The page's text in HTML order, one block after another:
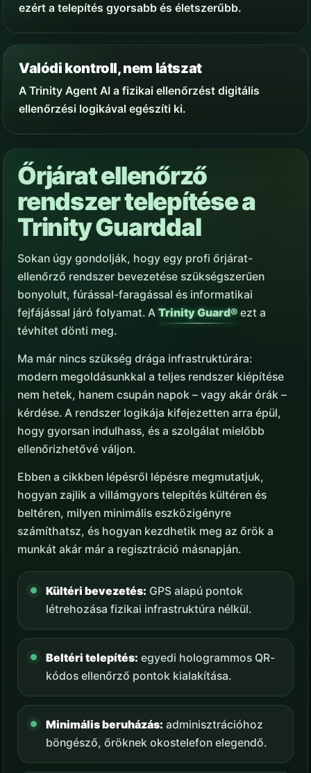
ezért a telepítés gyorsabb és életszerűbb.
Valódi kontroll, nem látszat
A Trinity Agent AI a fizikai ellenőrzést digitális
ellenőrzési logikával egészíti ki.
Őrjárat ellenőrző
rendszer telepítése a
Trinity Guarddal
Sokan úgy gondolják, hogy egy profi őrjárat-
ellenőrző rendszer bevezetése szükségszerűen
bonyolult, fúrással-faragással és informatikai
fejfájással járó folyamat. A Trinity Guard® ezt a
tévhitet dönti meg.
Ma már nincs szükség drága infrastruktúrára:
modern megoldásunkkal a teljes rendszer kiépítése
nem hetek, hanem csupán napok – vagy akár órák –
kérdése. A rendszer logikája kifejezetten arra épül,
hogy gyorsan indulhass, és a szolgálat mielőbb
ellenőrizhetővé váljon.
Ebben a cikkben lépésről lépésre megmutatjuk,
hogyan zajlik a villámgyors telepítés kültéren és
beltéren, milyen minimális eszközigényre
számíthatsz, és hogyan kezdhetik meg az őrök a
munkát akár már a regisztráció másnapján.
Kültéri bevezetés: GPS alapú pontok
létrehozása fizikai infrastruktúra nélkül.
Beltéri telepítés: egyedi hologrammos QR-
kódos ellenőrző pontok kialakítása.
Minimális beruházás: adminisztrációhoz
böngésző, őröknek okostelefon elegendő.